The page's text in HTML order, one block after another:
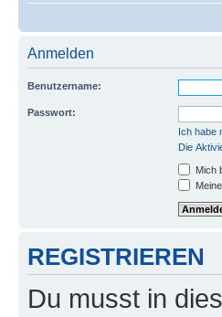
Anmelden
Benutzername:
Passwort:
Ich habe
Die
Mich
REGISTRIEREN
Du musst in